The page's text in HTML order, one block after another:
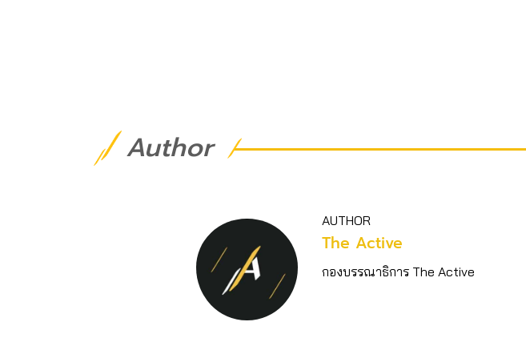
Author
AUTHOR
The Active
กองบรรณาธิการ The Active